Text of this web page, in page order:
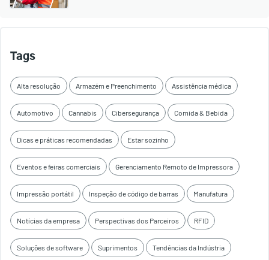
Tags
Alta resolução Armazém e Preenchimento Assistência médica
Automotivo Cannabis Cibersegurança Comida & Bebida
Dicas e práticas recomendadas Estar sozinho
Eventos e feiras comerciais Gerenciamento Remoto de Impressora
Impressão portátil Inspeção de código de barras Manufatura
Notícias da empresa Perspectivas dos Parceiros RFID
Soluções de software Suprimentos Tendências da Indústria